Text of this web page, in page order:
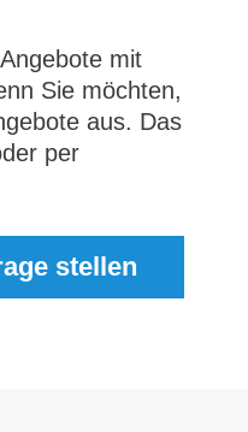
mit
Sie möchten,
aus. Das
per
stellen